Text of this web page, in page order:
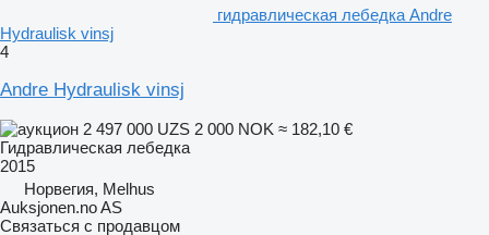
гидравлическая лебедка Andre
Hydraulisk vinsj
4
Andre Hydraulisk vinsj
2 497 000 UZS 2 000 NOK ≈ 182,10 €
Гидравлическая лебедка
2015
Норвегия, Melhus
Auksjonen.no AS
Связаться с продавцом